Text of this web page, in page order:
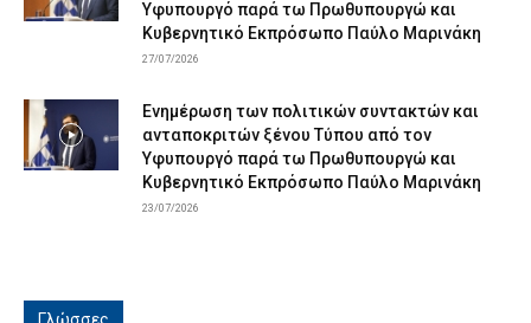
Υφυπουργό παρά τω Πρωθυπουργώ και
Κυβερνητικό Εκπρόσωπο Παύλο Μαρινάκη
27/07/2026
Ενημέρωση των πολιτικών συντακτών και
ανταποκριτών ξένου Τύπου από τον
Υφυπουργό παρά τω Πρωθυπουργώ και
Κυβερνητικό Εκπρόσωπο Παύλο Μαρινάκη
23/07/2026
Γλώσσες